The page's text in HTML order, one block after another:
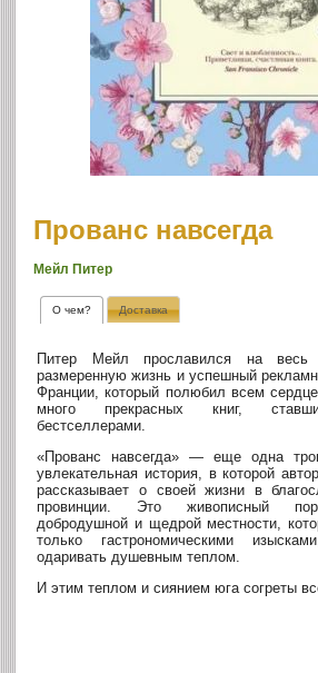
Прованс навсегда
Мейл Питер
О чем? Доставка
Питер Мейл прославился на весь
размеренную жизнь и успешный
Франции, который полюбил всем
много прекрасных книг,
бестселлерами.
«Прованс навсегда» — еще одна
увлекательная история, в которой
рассказывает о своей жизни в
провинции. Это живописный
добродушной и щедрой местности,
только гастрономическими
одаривать душевным теплом.
И этим теплом и сиянием юга согреты